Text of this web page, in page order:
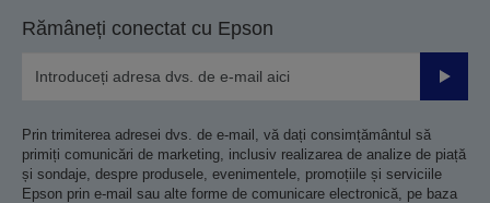
Rămâneți conectat cu Epson
Prin trimiterea adresei dvs. de e-mail, vă dați consimțământul să
primiți comunicări de marketing, inclusiv realizarea de analize de piață
și sondaje, despre produsele, evenimentele, promoțiile și serviciile
Epson prin e-mail sau alte forme de comunicare electronică, pe baza